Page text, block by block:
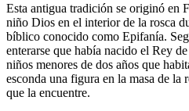
Esta antigua tradición se originó en
niño Dios en el interior de la rosca
bíblico conocido como Epifanía.
enterarse que había nacido el Rey
niños menores de dos años que
esconda una figura en la masa de la
que la encuentre.